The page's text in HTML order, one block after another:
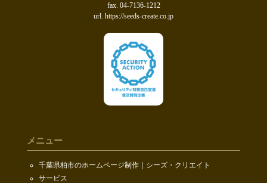
fax. 04-7136-1212
url. https://seeds-create.co.jp
メニュー
千葉県柏市のホームページ制作｜シーズ・クリエイト
サービス